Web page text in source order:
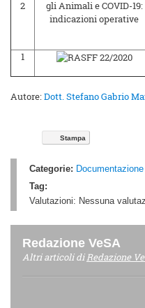
2
1
Autore:Dott. Stefano Gabrio
Stampa
Categorie: Documentazione
Tag:
Valutazioni: Nessuna
Redazione VeSA
Altri articoli diRedazione